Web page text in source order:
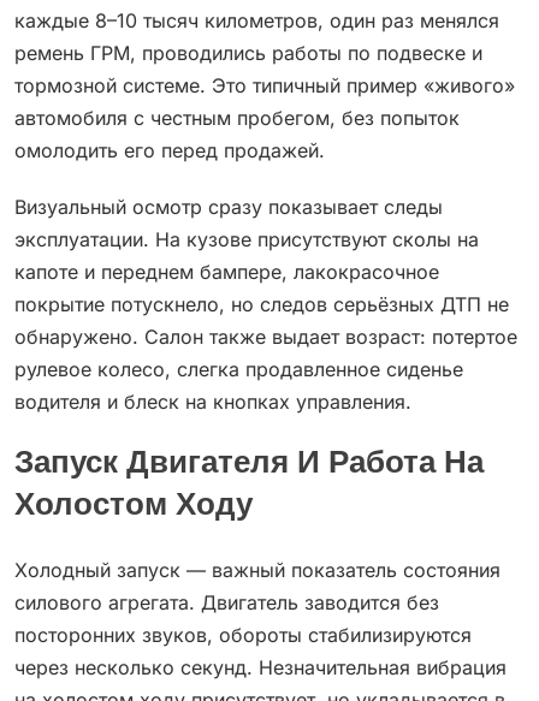
каждые 8–10 тысяч километров, один раз менялся
ремень ГРМ, проводились работы по подвеске и
тормозной системе. Это типичный пример «живого»
автомобиля с честным пробегом, без попыток
омолодить его перед продажей.
Визуальный осмотр сразу показывает следы
эксплуатации. На кузове присутствуют сколы на
капоте и переднем бампере, лакокрасочное
покрытие потускнело, но следов серьёзных ДТП не
обнаружено. Салон также выдает возраст: потертое
рулевое колесо, слегка продавленное сиденье
водителя и блеск на кнопках управления.
Запуск Двигателя И Работа На
Холостом Ходу
Холодный запуск — важный показатель состояния
силового агрегата. Двигатель заводится без
посторонних звуков, обороты стабилизируются
через несколько секунд. Незначительная вибрация